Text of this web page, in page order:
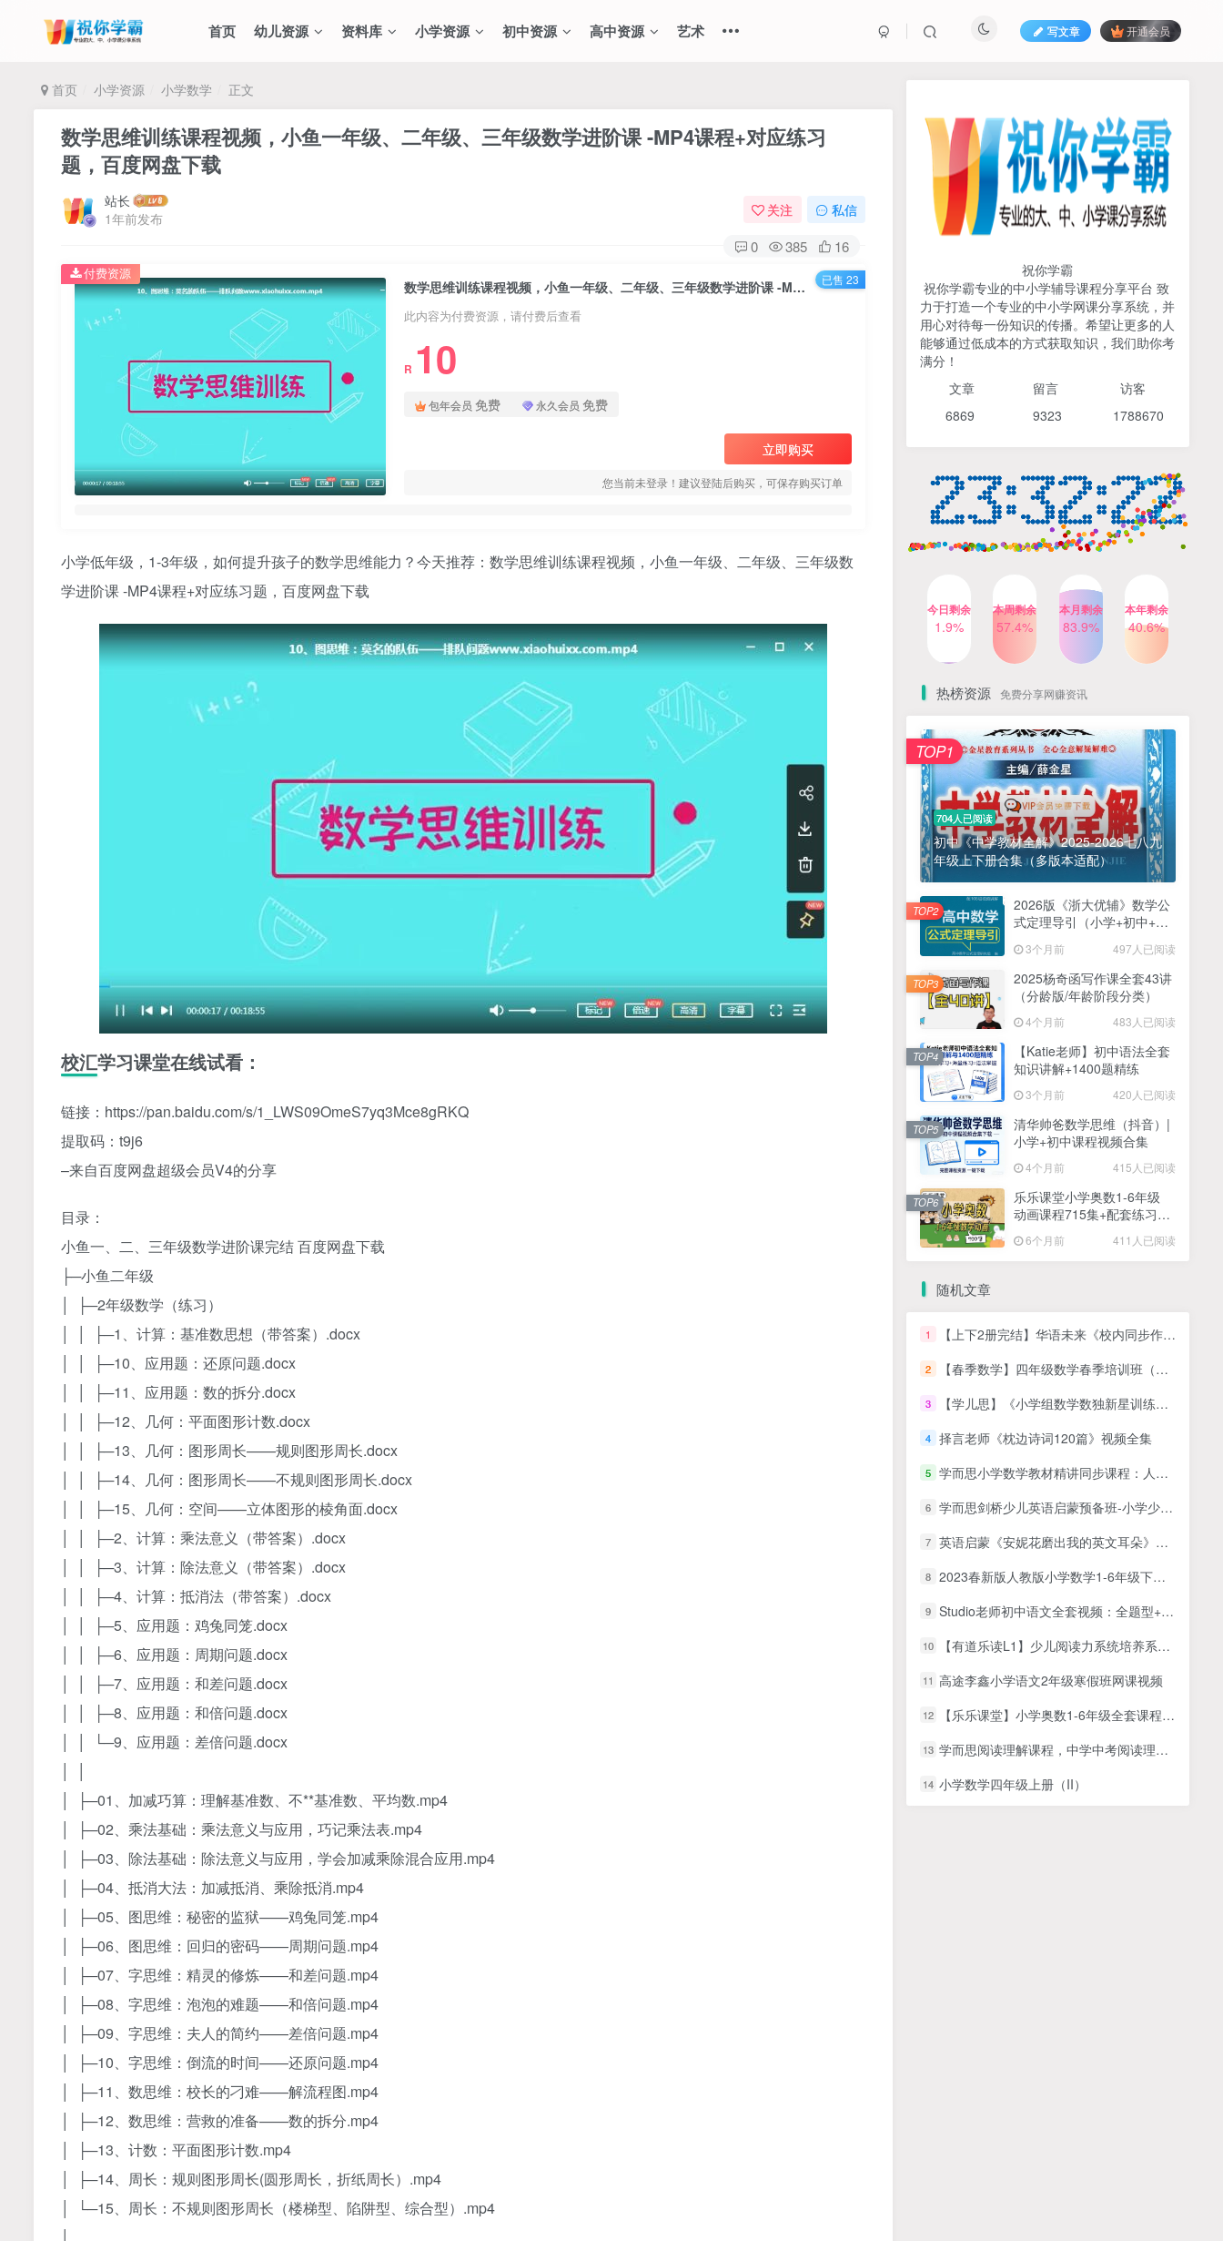
首页 幼儿资源 资料库 小学资源 初中资源 高中资源 艺术 写文章 开通会员
首页 小学资源 小学数学 正文
数学思维训练课程视频，小鱼一年级、二年级、三年级数学进阶课 -MP4课程+对应练习
题，百度网盘下载
站长
1年前发布
关注 私信
0 385 16
数学思维训练课程视频，小鱼一年级、二年级、三年级数学进阶课 -MP4课程+对应练习题，百度网盘下载
此内容为付费资源，请付费后查看
R 10
包年会员 免费 永久会员 免费
立即购买
您当前未登录！建议登陆后购买，可保存购买订单
付费资源 已售 23
小学低年级，1-3年级，如何提升孩子的数学思维能力？今天推荐：数学思维训练课程视频，小鱼一年级、二年级、三年级数
学进阶课 -MP4课程+对应练习题，百度网盘下载
校汇学习课堂在线试看：
链接：https://pan.baidu.com/s/1_LWS09OmeS7yq3Mce8gRKQ
提取码：t9j6
–来自百度网盘超级会员V4的分享
目录：
小鱼一、二、三年级数学进阶课完结 百度网盘下载
├─小鱼二年级
│ ├─2年级数学（练习）
│ │ ├─1、计算：基准数思想（带答案）.docx
│ │ ├─10、应用题：还原问题.docx
│ │ ├─11、应用题：数的拆分.docx
│ │ ├─12、几何：平面图形计数.docx
│ │ ├─13、几何：图形周长——规则图形周长.docx
│ │ ├─14、几何：图形周长——不规则图形周长.docx
│ │ ├─15、几何：空间——立体图形的棱角面.docx
│ │ ├─2、计算：乘法意义（带答案）.docx
│ │ ├─3、计算：除法意义（带答案）.docx
│ │ ├─4、计算：抵消法（带答案）.docx
│ │ ├─5、应用题：鸡兔同笼.docx
│ │ ├─6、应用题：周期问题.docx
│ │ ├─7、应用题：和差问题.docx
│ │ ├─8、应用题：和倍问题.docx
│ │ └─9、应用题：差倍问题.docx
│ ├─01、加减巧算：理解基准数、不**基准数、平均数.mp4
│ ├─02、乘法基础：乘法意义与应用，巧记乘法表.mp4
│ ├─03、除法基础：除法意义与应用，学会加减乘除混合应用.mp4
│ ├─04、抵消大法：加减抵消、乘除抵消.mp4
│ ├─05、图思维：秘密的监狱——鸡兔同笼.mp4
│ ├─06、图思维：回归的密码——周期问题.mp4
│ ├─07、字思维：精灵的修炼——和差问题.mp4
│ ├─08、字思维：泡泡的难题——和倍问题.mp4
│ ├─09、字思维：夫人的简约——差倍问题.mp4
│ ├─10、字思维：倒流的时间——还原问题.mp4
│ ├─11、数思维：校长的刁难——解流程图.mp4
│ ├─12、数思维：营救的准备——数的拆分.mp4
│ ├─13、计数：平面图形计数.mp4
│ ├─14、周长：规则图形周长(圆形周长，折纸周长）.mp4
│ └─15、周长：不规则图形周长（楼梯型、陷阱型、综合型）.mp4
704人已阅读
初中《中学教材全解》2025-2026七八九
TOP1
2026版《浙大优辅》数学公
式定理导引（小学+初中+高
中全套）PDF
3个月前 497人已阅读
TOP2
（分龄版/年龄阶段分类）
4个月前 483人已阅读
3个月前 420人已阅读
清华帅爸数学思维（抖音）|
小学+初中课程视频合集
TOP5
乐乐课堂小学奥数1-6年级
动画课程715集+配套练习册
高清PDF
6个月前 411人已阅读
祝你学霸
祝你学霸专业的中小学辅导课程分享平台 致
力于打造一个专业的中小学网课分享系统，并
用心对待每一份知识的传播。希望让更多的人
能够通过低成本的方式获取知识，我们助你考
满分！
文章 留言 访客
6869 9323 1788670
今日剩余
1.9%
本周剩余
57.4%
本月剩余
83.9%
本年剩余
40.6%
热榜资源 免费分享网赚资讯
704人已阅读
初中《中学教材全解》2025-2026七八九
年级上下册合集（多版本适配）
TOP1
2026版《浙大优辅》数学公
式定理导引（小学+初中+高
3个月前 497人已阅读
TOP2
2025杨奇函写作课全套43讲
（分龄版/年龄阶段分类）
4个月前 483人已阅读
TOP3
【Katie老师】初中语法全套
知识讲解+1400题精练
3个月前 420人已阅读
TOP4
清华帅爸数学思维（抖音）|
小学+初中课程视频合集
4个月前 415人已阅读
TOP5
乐乐课堂小学奥数1-6年级
动画课程715集+配套练习册
6个月前 411人已阅读
TOP6
随机文章
1 【上下2册完结】华语未来《校内同步作文全解-三年级》MP4视频课，小学三年级作文写作辅导课程视频
2 【春季数学】四年级数学春季培训班（勤思在线-王睿）
3 【学儿思】《小学组数学数独新星训练营第1-4阶 》MP4视频+PDF讲义，小学数独学习培训课程视频
4 择言老师《枕边诗词120篇》视频全集
5 学而思小学数学教材精讲同步课程：人教版一年级下册数学24课（教材精讲+奥数拓展）网课MP4视频，百度网盘下载
6 学而思剑桥少儿英语启蒙预备班-小学少儿英语教程全套视频下载
7 英语启蒙《安妮花磨出我的英文耳朵》英文儿歌全套6册MP3音频+PDF文档歌词
8 2023春新版人教版小学数学1-6年级下册电子课本扫描PDF
9 Studio老师初中语文全套视频：全题型+作文课+方法课
10 【有道乐读L1】少儿阅读力系统培养系统课程
11 高途李鑫小学语文2年级寒假班网课视频
12 【乐乐课堂】小学奥数1-6年级全套课程-看动画学奥数视频资源
13 学而思阅读理解课程，中学中考阅读理解题型讲解，考试提分必备MP4视频课程
14 小学数学四年级上册（II）